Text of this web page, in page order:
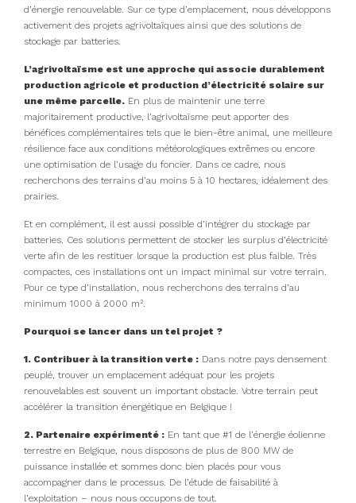
d’énergie renouvelable. Sur ce type d’emplacement, nous développons
activement des projets agrivoltaïques ainsi que des solutions de
stockage par batteries.
L’agrivoltaïsme est une approche qui associe durablement
production agricole et production d’électricité solaire sur
une même parcelle. En plus de maintenir une terre
majoritairement productive, l’agrivoltaïsme peut apporter des
bénéfices complémentaires tels que le bien-être animal, une meilleure
résilience face aux conditions météorologiques extrêmes ou encore
une optimisation de l’usage du foncier. Dans ce cadre, nous
recherchons des terrains d’au moins 5 à 10 hectares, idéalement des
prairies.
Et en complément, il est aussi possible d’intégrer du stockage par
batteries. Ces solutions permettent de stocker les surplus d’électricité
verte afin de les restituer lorsque la production est plus faible. Très
compactes, ces installations ont un impact minimal sur votre terrain.
Pour ce type d’installation, nous recherchons des terrains d’au
minimum 1000 à 2000 m².
Pourquoi se lancer dans un tel projet ?
1. Contribuer à la transition verte : Dans notre pays densement
peuplé, trouver un emplacement adéquat pour les projets
renouvelables est souvent un important obstacle. Votre terrain peut
accélérer la transition énergétique en Belgique !
2. Partenaire expérimenté : En tant que #1 de l’énergie éolienne
terrestre en Belgique, nous disposons de plus de 800 MW de
puissance installée et sommes donc bien placés pour vous
accompagner dans le processus. De l’étude de faisabilité à
l’exploitation – nous nous occupons de tout.